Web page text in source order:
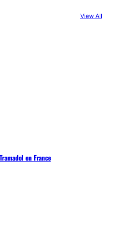
View All
en France